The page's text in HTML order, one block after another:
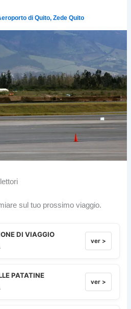
di Quito,Zede Quito
sul tuo prossimo viaggio.
DI VIAGGIO
ver >
PATATINE
ver >